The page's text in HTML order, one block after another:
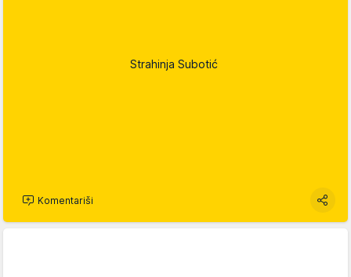
Strahinja Subotić
Komentariši